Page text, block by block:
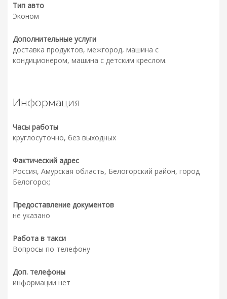
Тип авто
Эконом
Дополнительные услуги
доставка продуктов, межгород, машина с
кондиционером, машина с детским креслом.
Информация
Часы работы
круглосуточно, без выходных
Фактический адрес
Россия, Амурская область, Белогорский район, город
Белогорск;
Предоставление документов
не указано
Работа в такси
Вопросы по телефону
Доп. телефоны
информации нет